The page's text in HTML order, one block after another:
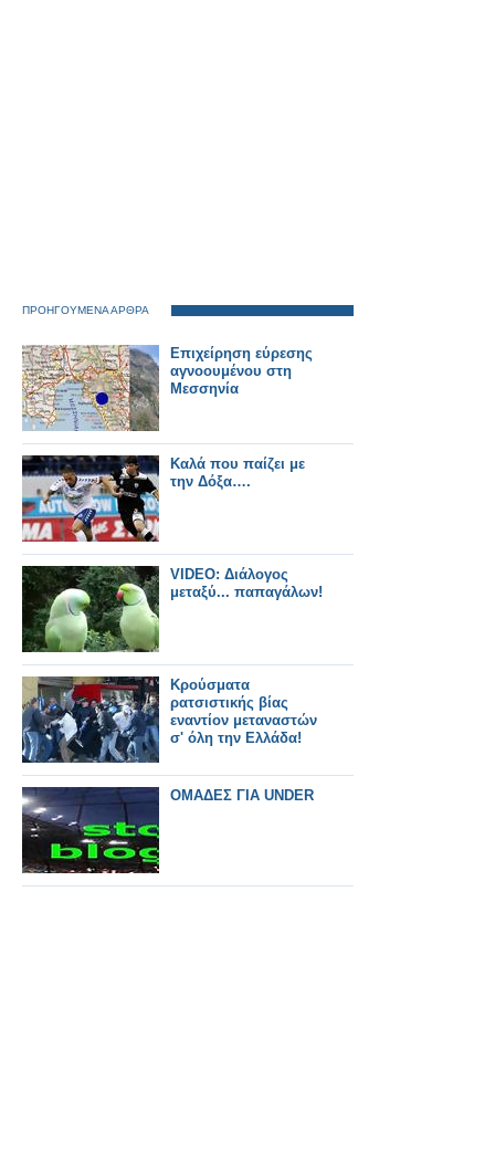
ΠΡΟΗΓΟΥΜΕΝΑ ΑΡΘΡΑ
Επιχείρηση εύρεσης
αγνοουμένου στη
Μεσσηνία
Καλά που παίζει με
την Δόξα….
VIDEO: Διάλογος
μεταξύ... παπαγάλων!
Κρούσματα
ρατσιστικής βίας
εναντίον μεταναστών
σ' όλη την Ελλάδα!
ΟΜΑΔΕΣ ΓΙΑ UNDER